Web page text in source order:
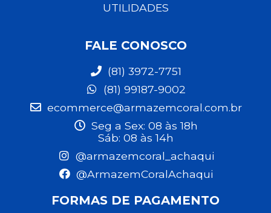
UTILIDADES
FALE CONOSCO
(81) 3972-7751
(81) 99187-9002
ecommerce@armazemcoral.com.br
Seg a Sex: 08 às 18h
Sáb: 08 às 14h
@armazemcoral_achaqui
@ArmazemCoralAchaqui
FORMAS DE PAGAMENTO